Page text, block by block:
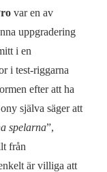
var en av
uppgradering
i en
i test-riggarna
efter att ha
själva säger att
spelarna”,
från
är villiga att